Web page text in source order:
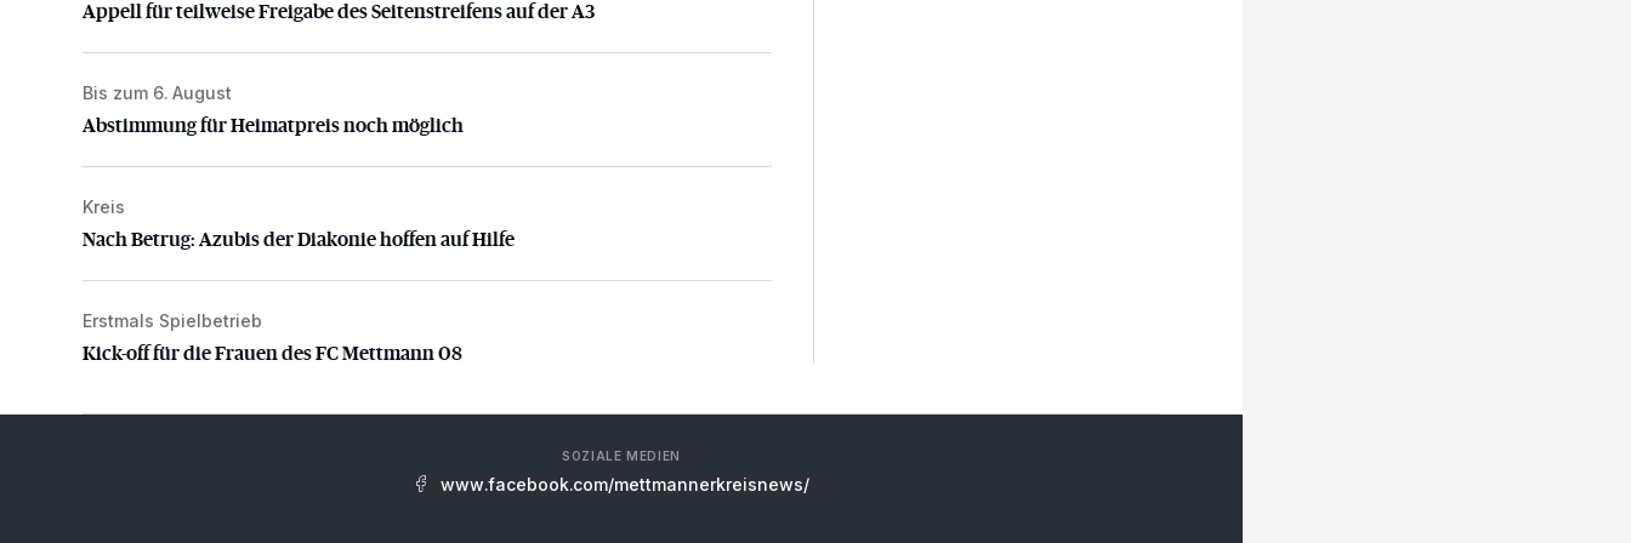
Appell für teilweise Freigabe des Seitenstreifens auf der A3
Abstimmung für Heimatpreis noch möglich
Bis zum 6. August
Abstimmung für Heimatpreis noch möglich
Nach Betrug: Azubis der Diakonie hoffen auf Hilfe
Kreis
Nach Betrug: Azubis der Diakonie hoffen auf Hilfe
Kick-off für die Frauen des FC Mettmann 08
Erstmals Spielbetrieb
Kick-off für die Frauen des FC Mettmann 08
SOZIALE MEDIEN
www.facebook.com/mettmannerkreisnews/